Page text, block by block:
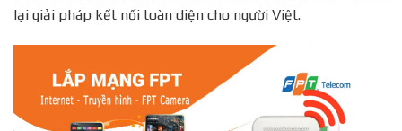
lại giải pháp kết nối toàn diện cho người Việt.